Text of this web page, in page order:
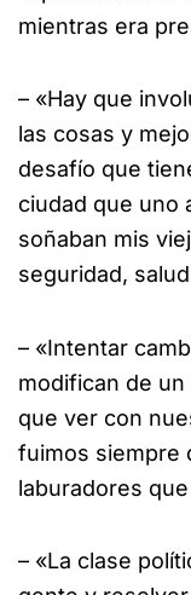
mientras era
– «Hay que
las cosas y
desafío que
ciudad que uno
soñaban mis
seguridad,
– «Intentar
modifican de
que ver con
fuimos siempre
laburadores
– «La clase